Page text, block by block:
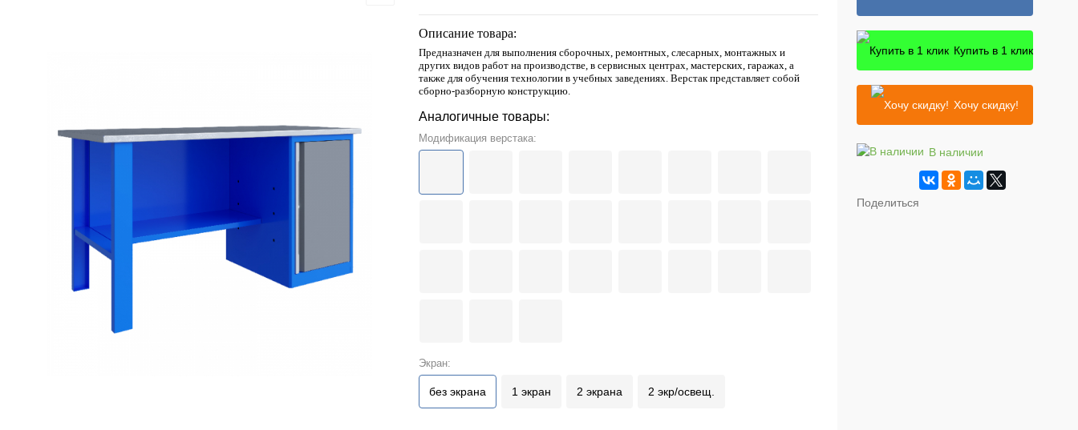
Описание товара:
Предназначен для выполнения сборочных, ремонтных, слесарных, монтажных и
других видов работ на производстве, в сервисных центрах, мастерских, гаражах, а
также для обучения технологии в учебных заведениях. Верстак представляет собой
сборно-разборную конструкцию.
Аналогичные товары:
Модификация верстака:
Экран:
без экрана 1 экран 2 экрана 2 экр/освещ.
Купить в 1 клик
Хочу скидку!
В наличии
Поделиться